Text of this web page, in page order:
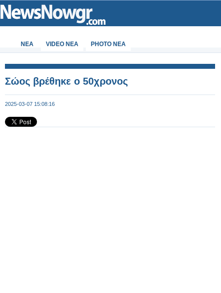
ΝΕΑ VIDEO NEA PHOTO NEA
Σώος βρέθηκε ο 50χρονος
2025-03-07 15:08:16